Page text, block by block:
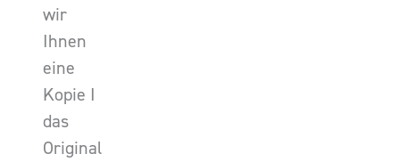
wir
Ihnen
eine
Kopie I
das
Original